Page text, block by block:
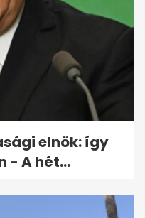
elnök: így
- A hét...